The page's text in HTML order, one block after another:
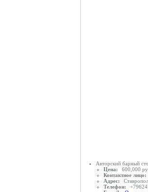
Авторский барный
Цена:
600,000
Контактное лицо:
Адрес:
Телефон: